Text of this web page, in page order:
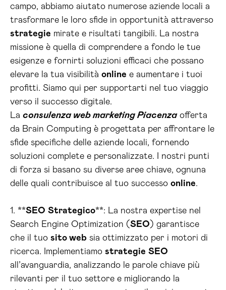
campo, abbiamo aiutato numerose aziende locali a
trasformare le loro sfide in opportunità attraverso
strategie mirate e risultati tangibili. La nostra
missione è quella di comprendere a fondo le tue
esigenze e fornirti soluzioni efficaci che possano
elevare la tua visibilità online e aumentare i tuoi
profitti. Siamo qui per supportarti nel tuo viaggio
verso il successo digitale.
La consulenza web marketing Piacenzaofferta
da Brain Computing è progettata per affrontare le
sfide specifiche delle aziende locali, fornendo
soluzioni complete e personalizzate. I nostri punti
di forza si basano su diverse aree chiave, ognuna
delle quali contribuisce al tuo successo online.
1. **SEO Strategico**: La nostra expertise nel
Search Engine Optimization (SEO ) garantisce
che il tuo sito web sia ottimizzato per i motori di
ricerca. Implementiamo strategie SEO
all’avanguardia, analizzando le parole chiave più
rilevanti per il tuo settore e migliorando la